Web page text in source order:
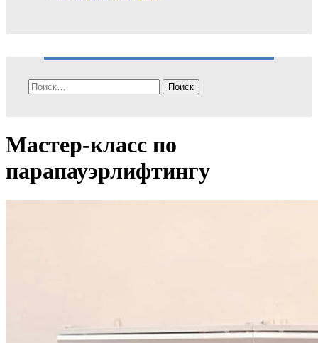
Найти:
Мастер-класс по
парапауэрлифтингу